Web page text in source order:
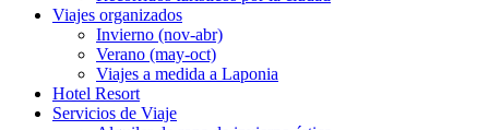
Viajes organizados
Invierno (nov-abr)
Verano (may-oct)
Viajes a medida a Laponia
Hotel Resort
Servicios de Viaje